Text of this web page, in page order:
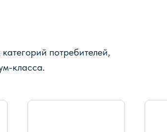
потребителей,
класса.